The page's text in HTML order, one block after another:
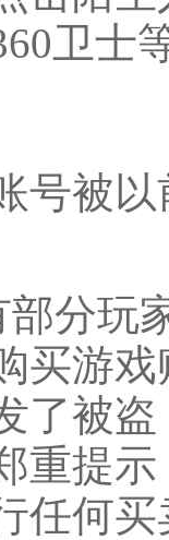
卫士
号被
分玩
买游
了被
重提
任何